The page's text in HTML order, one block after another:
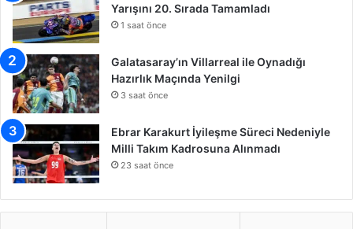
Yarışını 20. Sırada Tamamladı
1 saat önce
Galatasaray’ın Villarreal ile Oynadığı
Hazırlık Maçında Yenilgi
3 saat önce
Ebrar Karakurt İyileşme Süreci Nedeniyle
Milli Takım Kadrosuna Alınmadı
23 saat önce